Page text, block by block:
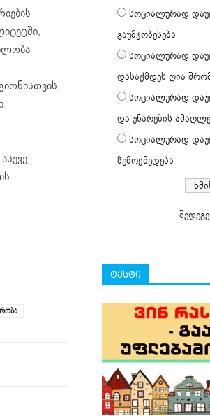
სოციალურად
გაუმჯობესება
სოციალურად
დასაქმდეს ღია
სოციალურად
და უნარების
სოციალურად
ზემოქმედება
ტესტი